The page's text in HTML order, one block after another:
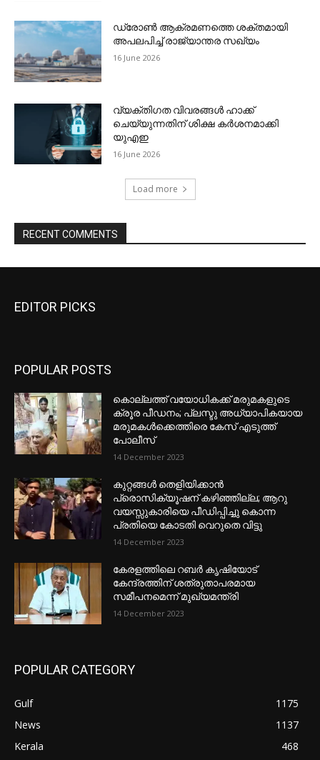
EDITOR PICKS
POPULAR POSTS
കൊല്ലത്ത് വയോധികക്ക് മരുമകളുടെ
ക്രൂര പീഡനം; പ്ലസ്ടു അധ്യാപികയായ
മരുമകൾക്കെത്തിരെ കേസ് എടുത്ത്
പോലീസ്
14 December 2023
കുറ്റങ്ങൾ തെളിയിക്കാൻ
പ്രൊസിക്യൂഷന് കഴിഞ്ഞില്ല; ആറു
വയസ്സുകാരിയെ പീഡിപ്പിച്ചു കൊന്ന
പ്രതിയെ കോടതി വെറുതെ വിട്ടു
14 December 2023
കേരളത്തിലെ റബർ കൃഷിയോട്
കേന്ദ്രത്തിന് ശത്രുതാപരമായ
സമീപനമെന്ന് മുഖ്യമന്ത്രി
14 December 2023
POPULAR CATEGORY
Gulf
1175
News
1137
Kerala
468